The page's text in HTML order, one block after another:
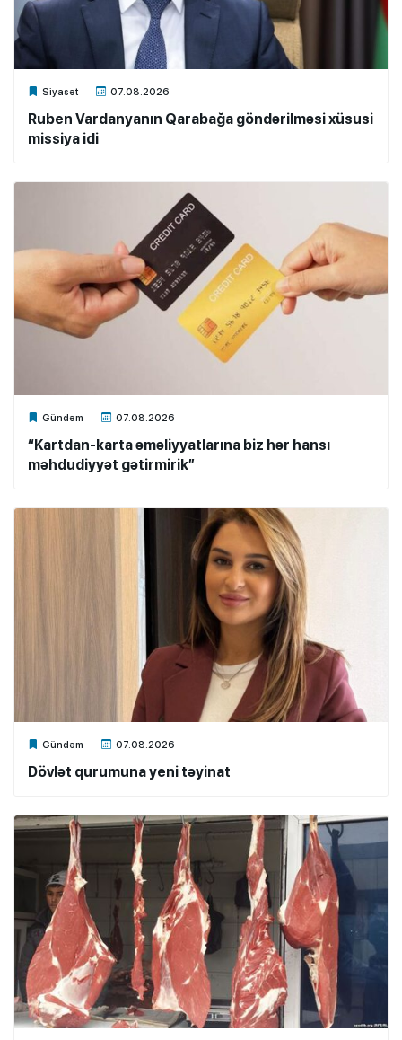
Siyasət 07.08.2026
Xalq.Online
Ruben Vardanyanın Qarabağa göndərilməsi xüsusi
missiya idi
Gündəm 07.08.2026
Xalq.Online
“Kartdan-karta əməliyyatlarına biz hər hansı
məhdudiyyət gətirmirik”
Gündəm 07.08.2026
Xalq.Online
Dövlət qurumuna yeni təyinat